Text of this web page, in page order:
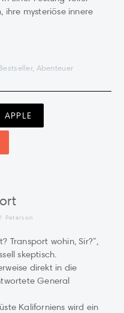
ihre mysteriöse innere
Abenteuer
APPLE
Peterson
Transport wohin, Sir?“,
skeptisch.
direkt in die
General
Kaliforniens wird ein